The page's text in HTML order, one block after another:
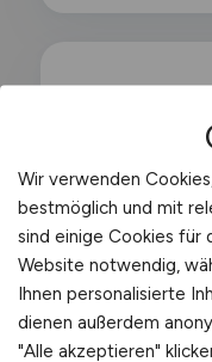
Was
Als
mehrere
startest am
Wir verwenden
bestmöglich und mit
sind einige Cookies für
Website notwendig,
Ihnen personalisierte
dienen außerdem
"Alle akzeptieren"